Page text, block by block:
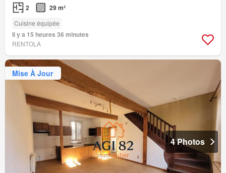
2 29 m²
Cuisine équipée
Il y a 15 heures 36 minutes
RENTOLA
Mise À Jour
4 Photos